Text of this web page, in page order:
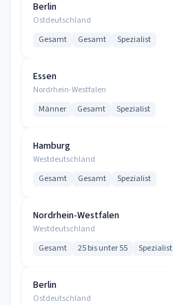
Berlin
Ostdeutschland
Gesamt Gesamt Spezialist
Essen
Nordrhein-Westfalen
Männer Gesamt Spezialist
Hamburg
Westdeutschland
Gesamt Gesamt Spezialist
Nordrhein-Westfalen
Westdeutschland
Gesamt 25 bis unter 55 Spezialist
Berlin
Ostdeutschland